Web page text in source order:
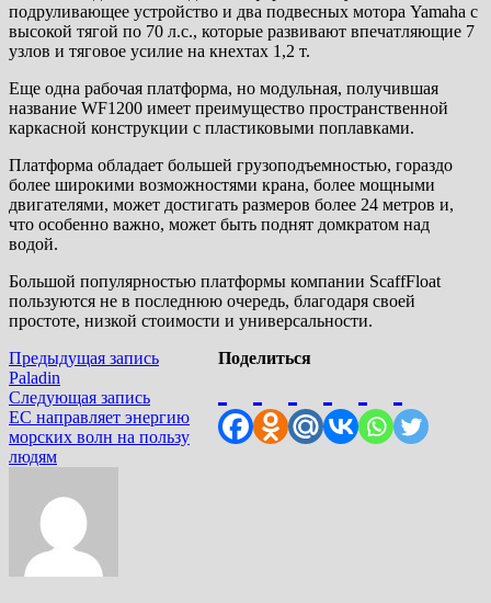
подруливающее устройство и два подвесных мотора Yamaha с
высокой тягой по 70 л.с., которые развивают впечатляющие 7
узлов и тяговое усилие на кнехтах 1,2 т.
Еще одна рабочая платформа, но модульная, получившая
название WF1200 имеет преимущество пространственной
каркасной конструкции с пластиковыми поплавками.
Платформа обладает большей грузоподъемностью, гораздо
более широкими возможностями крана, более мощными
двигателями, может достигать размеров более 24 метров и,
что особенно важно, может быть поднят домкратом над
водой.
Большой популярностью платформы компании ScaffFloat
пользуются не в последнюю очередь, благодаря своей
простоте, низкой стоимости и универсальности.
Поделиться
Навигация
по
записям
Предыдущая записьПредыдущая
Paladin
Следующая записьСледующая
запись:
ЕС направляет энергию
морских волн на пользу
людям